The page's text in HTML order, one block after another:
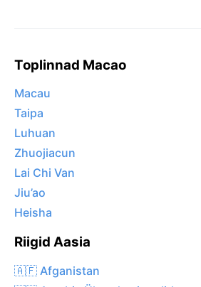
Toplinnad Macao
Macau
Taipa
Luhuan
Zhuojiacun
Lai Chi Van
Jiu’ao
Heisha
Riigid Aasia
🇦🇫 Afganistan